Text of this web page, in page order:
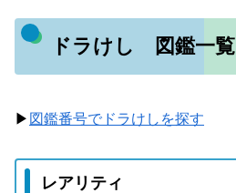
ドラけし 図鑑一覧
▶ 図鑑番号でドラけしを探す
レアリティ